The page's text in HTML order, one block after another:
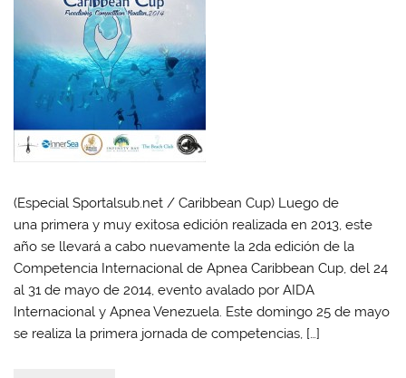
(Especial Sportalsub.net / Caribbean Cup) Luego de
una primera y muy exitosa edición realizada en 2013, este
año se llevará a cabo nuevamente la 2da edición de la
Competencia Internacional de Apnea Caribbean Cup, del 24
al 31 de mayo de 2014, evento avalado por AIDA
Internacional y Apnea Venezuela. Este domingo 25 de mayo
se realiza la primera jornada de competencias, […]